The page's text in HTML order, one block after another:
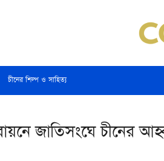
চীনের শিল্প ও সাহিত্য
জাতিসংঘে চীনের